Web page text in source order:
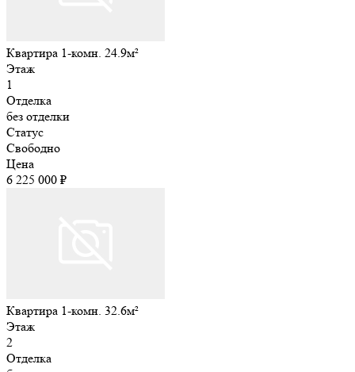
Квартира 1-комн. 24.9м²
Этаж
1
Отделка
без отделки
Статус
Свободно
Цена
6 225 000 ₽
Квартира 1-комн. 32.6м²
Этаж
2
Отделка